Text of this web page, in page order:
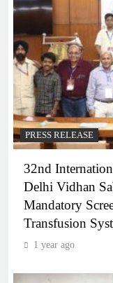
PRESS RELEASE
32nd
Delhi Vidhan
Mandatory
Transfusion
1 year ago